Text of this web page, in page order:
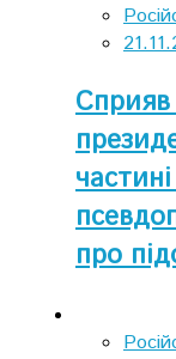
Сприяв
про